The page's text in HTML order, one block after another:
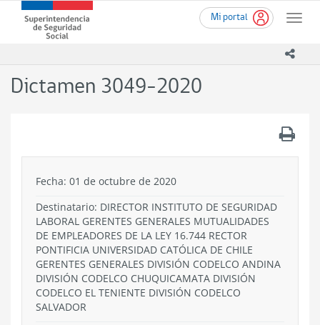
contenido
Mi portal
Toggle
Superintendencia
de
-
Dictamen 3049-2020
Fecha: 01 de octubre de 2020
Destinatario: DIRECTOR INSTITUTO DE SEGURIDAD
LABORAL GERENTES GENERALES MUTUALIDADES
DE EMPLEADORES DE LA LEY 16.744 RECTOR
PONTIFICIA UNIVERSIDAD CATÓLICA DE CHILE
GERENTES GENERALES DIVISIÓN CODELCO ANDINA
DIVISIÓN CODELCO CHUQUICAMATA DIVISIÓN
CODELCO EL TENIENTE DIVISIÓN CODELCO
SALVADOR